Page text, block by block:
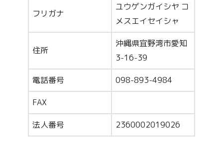
フリガナ
ユウゲンガイシヤ コ
メスエイセイシャ
住所
沖縄県宜野湾市愛知
3-16-39
電話番号 098-893-4984
FAX
法人番号 2360002019026